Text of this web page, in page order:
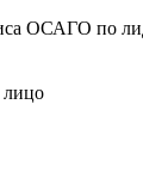
ОСАГО по